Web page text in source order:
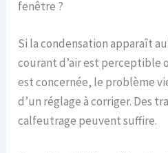
fenêtre ?
Si la condensation apparaît
courant d’air est perceptible
est concernée, le problème
d’un réglage à corriger. Des
calfeutrage peuvent suffire.